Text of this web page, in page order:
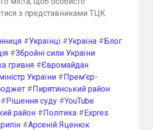
з представниками ТЦК.
#Українці #Україна #Блог
#Збройні сили України
гривня #Євромайдан
України #Прем'єр-
#Пирятинський район
#Рішення суду #YouTube
район #Політика #Expres
#Арсеній Яценюк